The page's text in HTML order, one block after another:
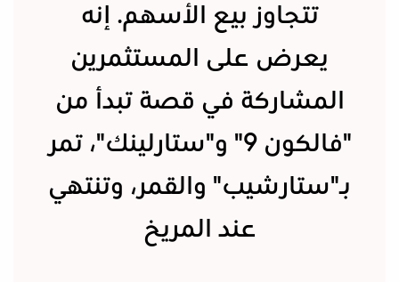
تتجاوز بيع الأسهم. إنه
يعرض على المستثمرين
المشاركة في قصة تبدأ من
"فالكون 9" و"ستارلينك"، تمر
بـ"ستارشيب" والقمر، وتنتهي
عند المريخ